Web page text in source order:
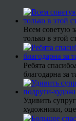
Всем советую
только в этой
Ребята
благодарна за
Удивить
художники,